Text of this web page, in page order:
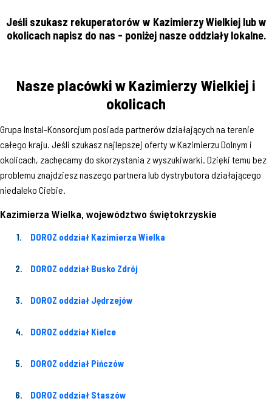
Jeśli szukasz rekuperatorów w Kazimierzy Wielkiej lub w
okolicach napisz do nas - poniżej nasze oddziały lokalne.
Nasze placówki w Kazimierzy Wielkiej i
okolicach
Grupa Instal-Konsorcjum posiada partnerów działających na terenie
całego kraju. Jeśli szukasz najlepszej oferty w Kazimierzu Dolnym i
okolicach, zachęcamy do skorzystania z wyszukiwarki. Dzięki temu bez
problemu znajdziesz naszego partnera lub dystrybutora działającego
niedaleko Ciebie.
Kazimierza Wielka, województwo świętokrzyskie
DOROZ oddział Kazimierza Wielka
DOROZ oddział Busko Zdrój
DOROZ oddział Jędrzejów
DOROZ oddział Kielce
DOROZ oddział Pińczów
DOROZ oddział Staszów